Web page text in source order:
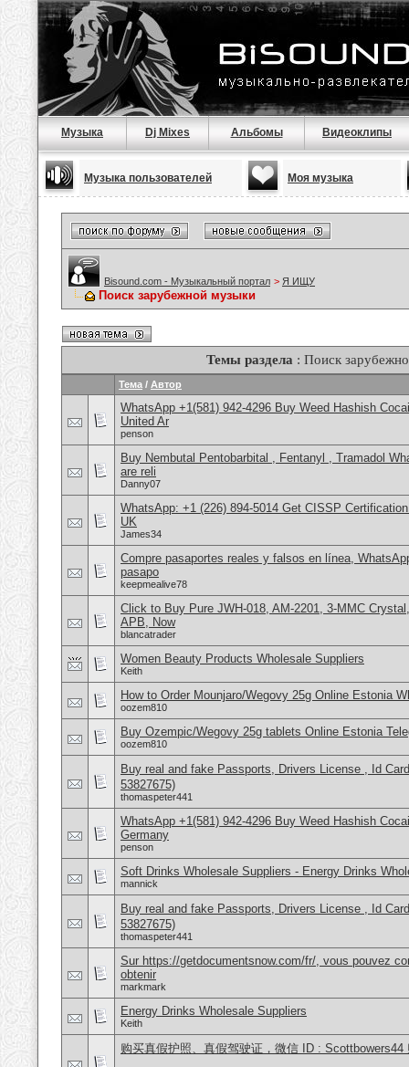
Музыка Dj Mixes Альбомы Видеоклипы
Музыка пользователей Моя музыка
Bisound.com - Музыкальный портал > Я ИЩУ
Поиск зарубежной музыки
Темы раздела : Поиск
Тема / Автор
WhatsApp +1(581) 942-4296 Buy Weed Hashish
United Ar
penson
Buy Nembutal Pentobarbital , Fentanyl , Tramadol
are reli
Danny07
WhatsApp: +1 (226) 894-5014​ Get CISSP
UK
James34
Compre pasaportes reales y falsos en línea,
pasapo
keepmealive78
Click to Buy Pure JWH-018, AM-2201, 3-MMC
APB, Now
blancatrader
Women Beauty Products Wholesale Suppliers
Keith
How to Order Mounjaro/Wegovy 25g Online Estonia
oozem810
Buy Ozempic/Wegovy 25g tablets Online Estonia
oozem810
Buy real and fake Passports, Drivers License , Id
53827675)
thomaspeter441
WhatsApp +1(581) 942-4296 Buy Weed Hashish
Germany
penson
Soft Drinks Wholesale Suppliers - Energy Drinks
mannick
Buy real and fake Passports, Drivers License , Id
53827675)
thomaspeter441
Sur https://getdocumentsnow.com/fr/, vous pouvez
obtenir
markmark
Energy Drinks Wholesale Suppliers
Keith
购买真假护照、真假驾驶证，微信 ID :